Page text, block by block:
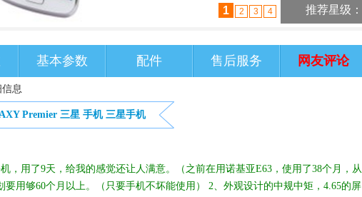
1 2 3 4 推荐星级：
基本参数 配件 售后服务 网友评论
息
Premier 三星 手机 三星手机
，用了9天，给我的感觉还让人满意。（之前在用诺基亚E63，使用了38个月，
要用够60个月以上。（只要手机不坏能使用） 2、外观设计的中规中矩，4.65的屏